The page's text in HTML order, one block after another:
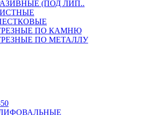
(ПОД ЛИП..
ПО КАМНЮ
ПО МЕТАЛЛУ